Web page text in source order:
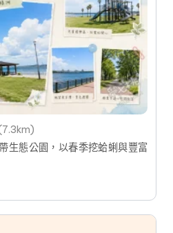
生態公園，以春季挖蛤蜊與豐富